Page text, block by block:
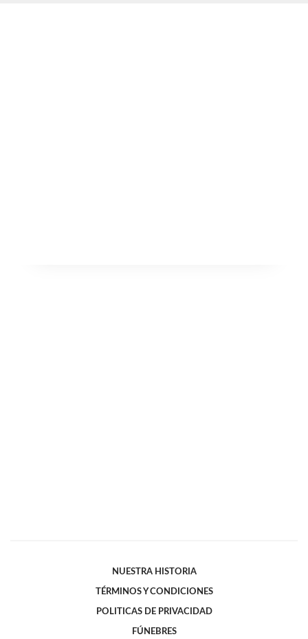
NUESTRA HISTORIA
TÉRMINOS Y CONDICIONES
POLITICAS DE PRIVACIDAD
FÚNEBRES